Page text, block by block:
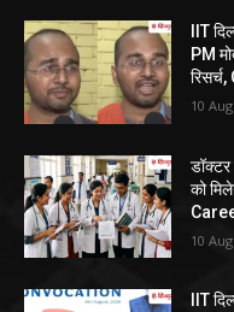
IIT
PM
10
को
10
IIT